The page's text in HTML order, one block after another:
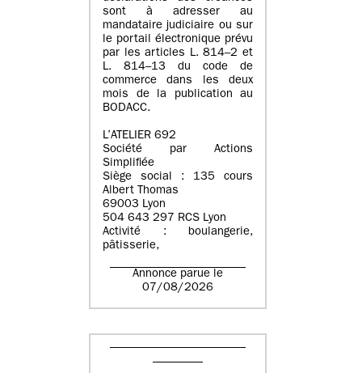
sont à adresser au
mandataire judiciaire ou sur
le portail électronique prévu
par les articles L. 814–2 et
L. 814–13 du code de
commerce dans les deux
mois de la publication au
BODACC.
L’ATELIER 692
Société par Actions
Simplifiée
Siège social : 135 cours
Albert Thomas
69003 Lyon
504 643 297 RCS Lyon
Activité : boulangerie,
pâtisserie,
Annonce parue le
07/08/2026